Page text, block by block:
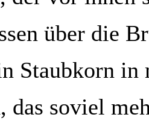
über die
Staubkorn in
das soviel